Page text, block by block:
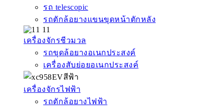
รถ telescopic
รถตักล้อยางแขนขุดหน้าตักหลัง
เครื่องจักรชีวมวล
รถขุดล้อยางอเนกประสงค์
เครื่องสับย่อยอเนกประสงค์
เครื่องจักรไฟฟ้า
รถตักล้อยางไฟฟ้า